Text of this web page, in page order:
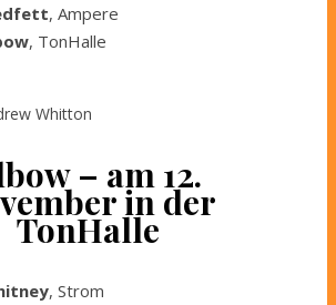
, Ampere
, TonHalle
Whitton
– am 12.
in der
TonHalle
, Strom